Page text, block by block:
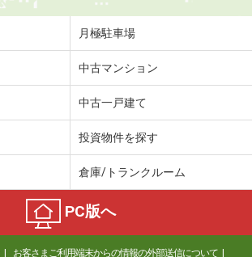
有面積
5.15万円
町
5.05万円
所
鳥取県倉吉市福守町
月極駐車場
中古マンション
中古一戸建て
投資物件を探す
倉庫/トランクルーム
PC版へ
お客さまご利用端末からの情報の外部送信について